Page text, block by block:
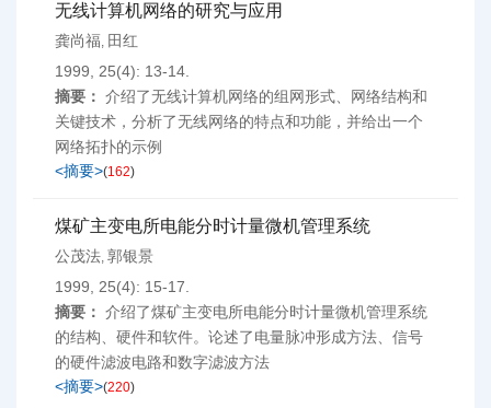
无线计算机网络的研究与应用
龚尚福, 田红
1999, 25(4): 13-14.
摘要： 介绍了无线计算机网络的组网形式、网络结构和
关键技术，分析了无线网络的特点和功能，并给出一个
网络拓扑的示例
<摘要>(162)
煤矿主变电所电能分时计量微机管理系统
公茂法, 郭银景
1999, 25(4): 15-17.
摘要： 介绍了煤矿主变电所电能分时计量微机管理系统
的结构、硬件和软件。论述了电量脉冲形成方法、信号
的硬件滤波电路和数字滤波方法
<摘要>(220)